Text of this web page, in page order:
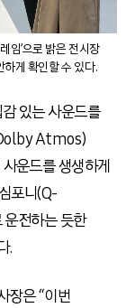
임’으로 밝은 전시장
게 확인할 수 있다.
있는 사운드를
Atmos)
운드를 생생하게
포니(Q-
전하는 듯한
.
장은 “이번